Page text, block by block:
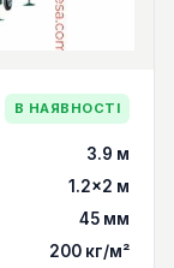
В НАЯВНОСТІ
3.9 м
1.2×2 м
45 мм
200 кг/м²